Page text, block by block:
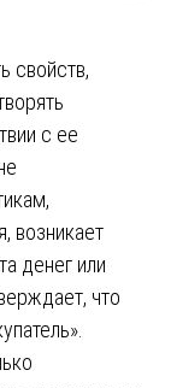
свойств,
с ее
возникает
денег или
что